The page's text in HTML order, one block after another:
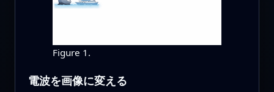
Figure 1.
電波を画像に変える